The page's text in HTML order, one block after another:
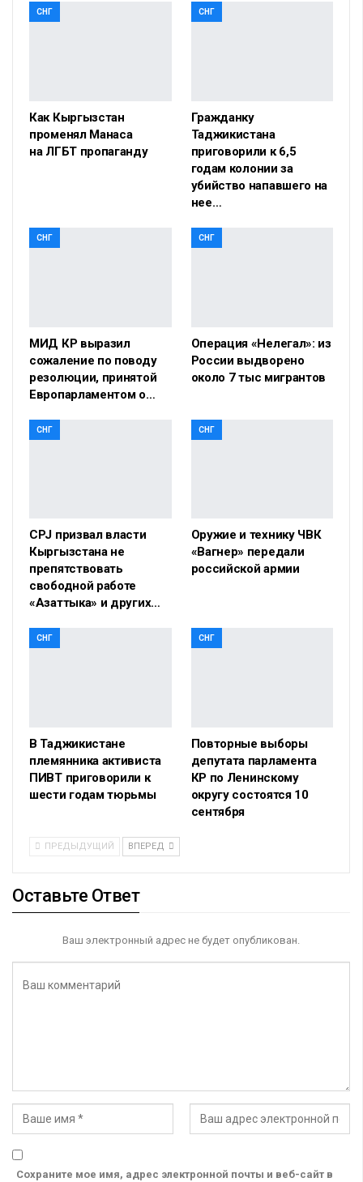
СНГ
Как Кыргызстан
променял Манаса
на ЛГБТ пропаганду
СНГ
Гражданку
Таджикистана
приговорили к 6,5
годам колонии за
убийство напавшего на
нее…
СНГ
МИД КР выразил
сожаление по поводу
резолюции, принятой
Европарламентом о…
СНГ
Операция «Нелегал»: из
России выдворено
около 7 тыс мигрантов
СНГ
CPJ призвал власти
Кыргызстана не
препятствовать
свободной работе
«Азаттыка» и других…
СНГ
Оружие и технику ЧВК
«Вагнер» передали
российской армии
СНГ
В Таджикистане
племянника активиста
ПИВТ приговорили к
шести годам тюрьмы
СНГ
Повторные выборы
депутата парламента
КР по Ленинскому
округу состоятся 10
сентября
ПРЕДЫДУЩИЙ ВПЕРЕД
Оставьте Ответ
Ваш электронный адрес не будет опубликован.
Сохраните мое имя, адрес электронной почты и веб-сайт в